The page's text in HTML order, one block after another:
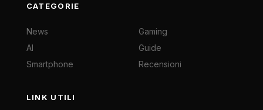
CATEGORIE
News
AI
Smartphone
Gaming
Guide
Recensioni
LINK UTILI